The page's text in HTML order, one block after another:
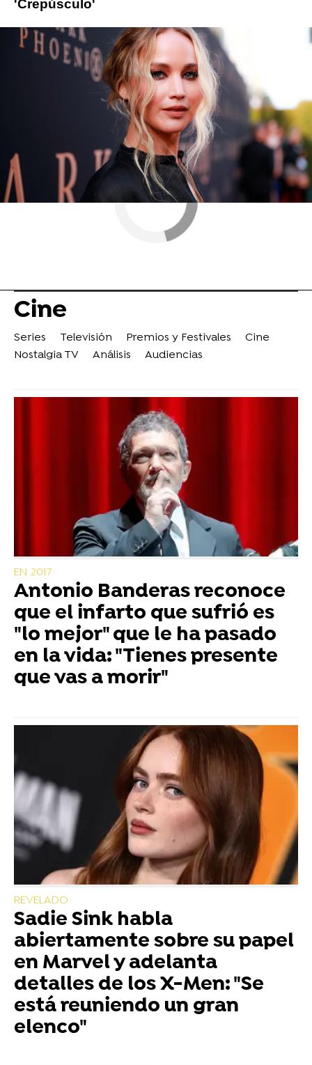
'Crepúsculo'
Netflix Leonardo Dicaprio jennifer lawrence
Cine
Series Televisión Premios y Festivales
Cine
Nostalgia TV
Análisis Audiencias
EN 2017
Antonio Banderas reconoce
que el infarto que sufrió es
"lo mejor" que le ha pasado
en la vida: "Tienes presente
que vas a morir"
REVELADO
Sadie Sink habla
abiertamente sobre su papel
en Marvel y adelanta
detalles de los X-Men: "Se
está reuniendo un gran
elenco"